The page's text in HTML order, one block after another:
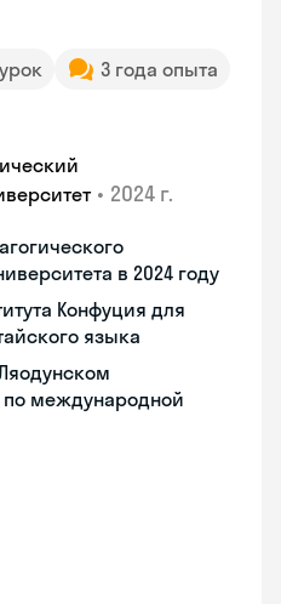
3 года опыта
• 2024 г.
в 2024 году
Конфуция для
языка
по международной